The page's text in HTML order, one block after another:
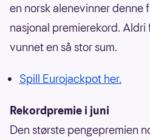
en norsk alenevinner denne
nasjonal premierekord. Aldri
vunnet en så stor sum.
Spill Eurojackpot her.
Rekordpremie i juni
Den største pengepremien